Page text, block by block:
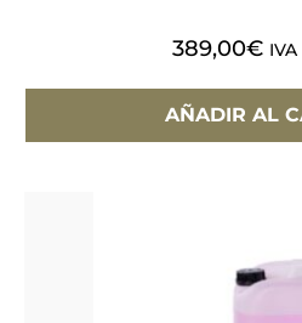
389,00€
AÑADIR AL